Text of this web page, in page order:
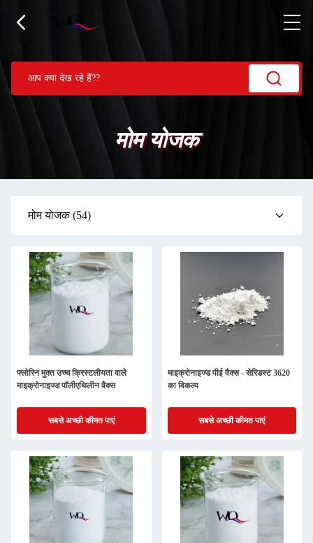
मोम योजक
मोम योजक(54)
फ्लोरिन मुक्त उच्च क्रिस्टलीयता वाले
माइक्रोनाइज्ड पॉलीएथिलीन वैक्स
सबसे अच्छी कीमत पाएं
माइक्रोनाइज्ड पीई वैक्स - सेरिडस्ट 3620
का विकल्प
सबसे अच्छी कीमत पाएं